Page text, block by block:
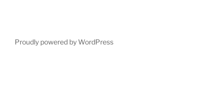
Proudly powered by WordPress